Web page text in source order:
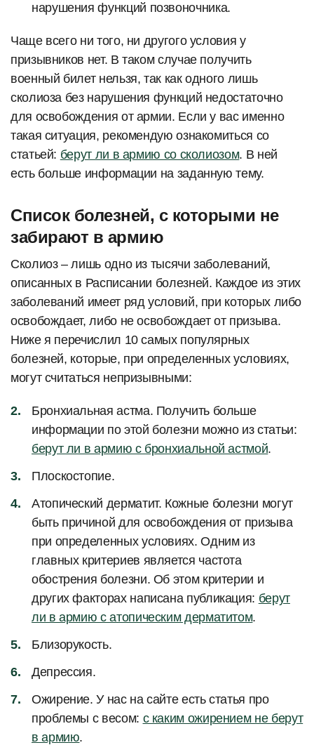
нарушения функций позвоночника.
Чаще всего ни того, ни другого условия у
призывников нет. В таком случае получить
военный билет нельзя, так как одного лишь
сколиоза без нарушения функций недостаточно
для освобождения от армии. Если у вас именно
такая ситуация, рекомендую ознакомиться со
статьей: берут ли в армию со сколиозом. В ней
есть больше информации на заданную тему.
Список болезней, с которыми не
забирают в армию
Сколиоз – лишь одно из тысячи заболеваний,
описанных в Расписании болезней. Каждое из этих
заболеваний имеет ряд условий, при которых либо
освобождает, либо не освобождает от призыва.
Ниже я перечислил 10 самых популярных
болезней, которые, при определенных условиях,
могут считаться непризывными:
Бронхиальная астма. Получить больше
информации по этой болезни можно из статьи:
берут ли в армию с бронхиальной астмой.
Плоскостопие.
Атопический дерматит. Кожные болезни могут
быть причиной для освобождения от призыва
при определенных условиях. Одним из
главных критериев является частота
обострения болезни. Об этом критерии и
других факторах написана публикация: берут
ли в армию с атопическим дерматитом.
Близорукость.
Депрессия.
Ожирение. У нас на сайте есть статья про
проблемы с весом: с каким ожирением не берут
в армию.